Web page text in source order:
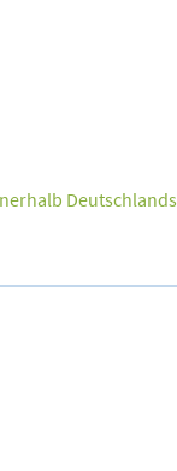
Deutschlands